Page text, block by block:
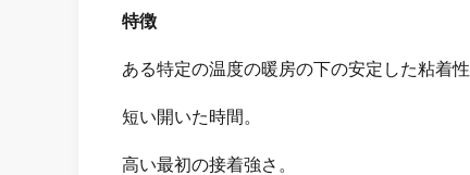
特徴
ある特定の温度の暖房の下の安定した粘着性
短い開いた時間。
高い最初の接着強さ。